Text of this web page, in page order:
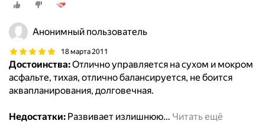
Анонимный пользователь
18 марта 2011
Достоинства:Отлично управляется на сухом и мокром
асфальте, тихая, отлично балансируется, не боится
аквапланирования, долговечная.
Недостатки: Развивает излишнюю… Читать ещё